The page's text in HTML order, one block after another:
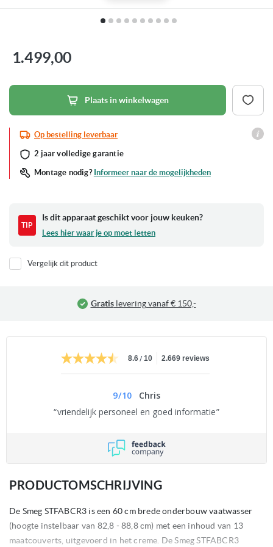
het
begin
afbeeldingen-
1.499,00
Plaats in winkelwagen
Op bestelling leverbaar
2 jaar volledige garantie
Montage nodig? Informeer naar de mogelijkheden
Is dit apparaat geschikt voor jouw keuken?
Lees hier waar je op moet letten
Vergelijk dit product
Betalen bij aflevering mogelijk
8.6/ 10 2.669 reviews
9/10
Chris
vriendelijk personeel en goed informatie
PRODUCTOMSCHRIJVING
De Smeg STFABCR3 is een 60 cm brede onderbouw vaatwasser
(hoogte instelbaar van 82,8 - 88,8 cm) met een inhoud van 13
maatcouverts, uitgevoerd in het creme. De Smeg STFABCR3